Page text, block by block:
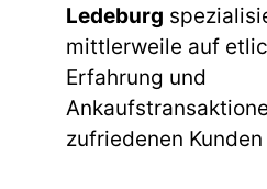
Ledeburg
mittlerweile auf
Erfahrung und
zufriedenen